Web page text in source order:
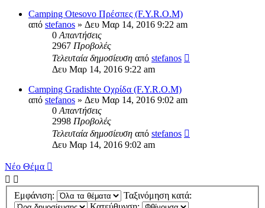
Camping Οtesovo Πρέσπες (F.Y.R.O.M)
από stefanos » Δευ Μαρ 14, 2016 9:22 am
0 Απαντήσεις
2967 Προβολές
Τελευταία δημοσίευση από stefanos
Δευ Μαρ 14, 2016 9:22 am
Camping Gradishte Οχρίδα (F.Y.R.O.M)
από stefanos » Δευ Μαρ 14, 2016 9:02 am
0 Απαντήσεις
2998 Προβολές
Τελευταία δημοσίευση από stefanos
Δευ Μαρ 14, 2016 9:02 am
Νέο Θέμα
Εμφάνιση:
Ταξινόμηση κατά: